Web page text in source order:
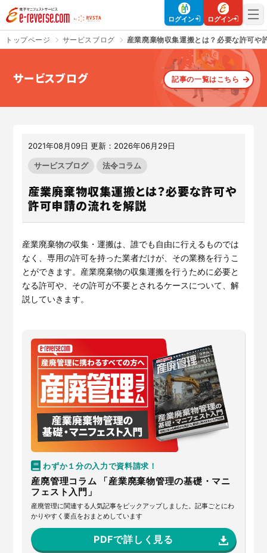
電子マニフェストサービス | e-reverse.com（イーリバースドットコ
ログイン ログイン
さよなら、紙マニフェスト
サービスサイトを見る
建設現場をICTでスマートに
サービスサイトを見る
入退場も、調整会議も、もっと
テムを提供するサービスです。
サービスサイトを見る
CO₂排出量を「見える化」して
の算出・可視化が可能な新しい
クラウドサービスです。
サービスサイトを見る
ウ継承を支援するサービスで
サービスサイトを見る
元請会社の裁量で独自のポイン
トプログラムを簡便に構築でき
るサービスです。
サービスサイトを見る
トップページ サービスブログ 産業廃棄物収集運搬とは？必要な許可や
サービスブログ 記事の一覧はこちら
2021年08月09日 更新：2026年06月29日
サービスブログ 法令コラム
産業廃棄物収集運搬とは？必要な許可や
許可申請の流れを解説
産業廃棄物の収集・運搬は、誰でも自由に行えるものでは
なく、専用の許可を持った業者だけが、その業務を行うこ
とができます。産業廃棄物の収集運搬を行うために必要と
なる許可や、その許可が不要とされるケースについて、解
説していきます。
わずか１分の入力で資料請求！
産廃管理コラム 「産業廃棄物管理の基礎・マニ
フェスト入門」
産廃管理に関連する人気記事をピックアップしました。記事ごとにわ
かりやすく要点をおまとめしています
PDFで詳しく見る